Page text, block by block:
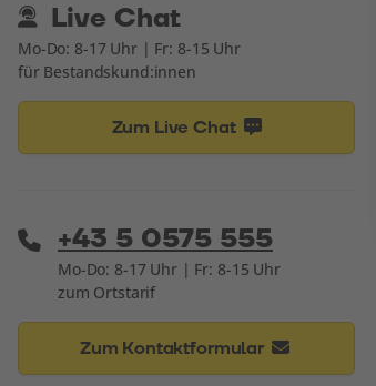
Live Chat
Mo-Do: 8-17 Uhr | Fr: 8-15 Uhr
für Bestandskund:innen
Zum Live Chat
+43 5 0575 555
Mo-Do: 8-17 Uhr | Fr: 8-15 Uhr
zum Ortstarif
Zum Kontaktformular